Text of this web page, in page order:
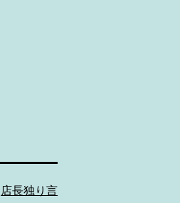
店長独り言